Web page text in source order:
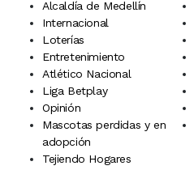
Alcaldía de Medellín
Internacional
Loterías
Entretenimiento
Atlético Nacional
Liga Betplay
Opinión
Mascotas perdidas y en
adopción
Tejiendo Hogares